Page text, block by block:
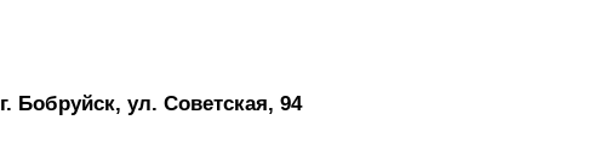
г. Бобруйск, ул. Советская, 94